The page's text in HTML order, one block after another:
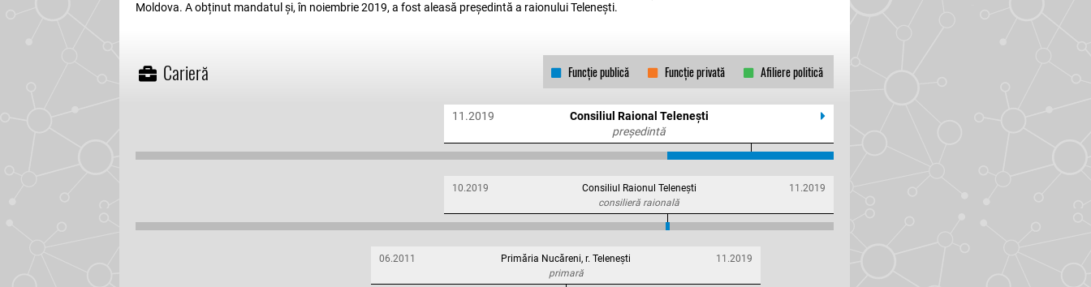
Moldova. A obținut mandatul și, în noiembrie 2019, a fost aleasă președintă a raionului Telenești.
Afiliere politică
Funcție privată
Funcție publică
Carieră
11.2019
Consiliul Raional Telenești
președintă
10.2019 Consiliul Raionul Telenești
11.2019
consilieră raională
06.2011 Primăria Nucăreni, r. Telenești
11.2019
primară